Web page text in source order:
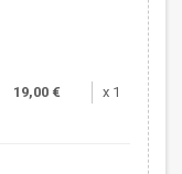
19,00 € x 1